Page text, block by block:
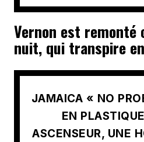
Vernon est remonté
nuit, qui transpire
JAMAICA « NO
EN
ASCENSEUR, UNE